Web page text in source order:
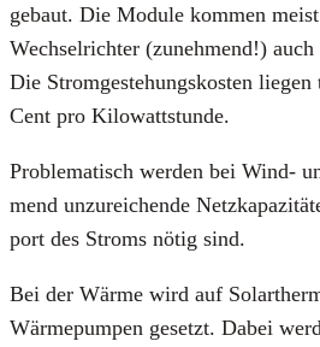
gebaut. Die Modu­le kom­men
Wech­sel­rich­ter (zuneh­mend!)
Die Strom­ge­ste­hungs­kos­ten
Cent pro Kilo­watt­stun­de.
Pro­ble­ma­tisch wer­den bei Wind-
mend unzu­rei­chen­de
port des Stroms nötig sind.
Bei der Wär­me wird auf
Wär­me­pum­pen gesetzt. Dabei